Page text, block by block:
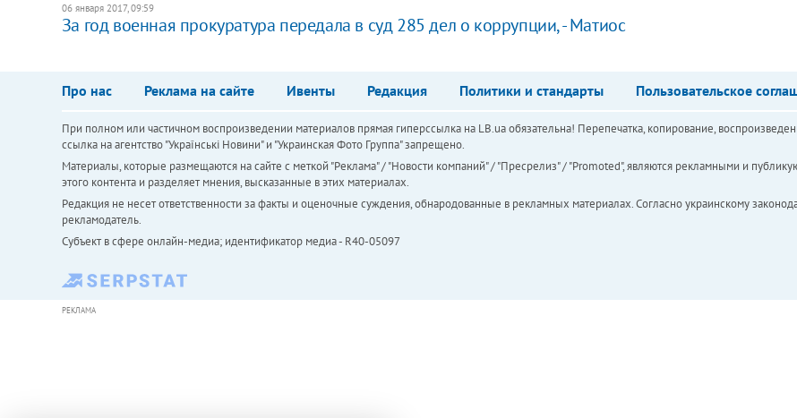
06 января 2017, 09:59
За год военная прокуратура передала в суд 285 дел о коррупции, - Матиос
Про нас Реклама на сайте Ивенты Редакция Политики и стандарты Пользовательское
При полном или частичном воспроизведении материалов прямая гиперссылка на LB.ua обязательна! Перепечатка, копирование,
ссылка на агентство "Українськi Новини" и "Украинская Фото Группа" запрещено.
Материалы, которые размещаются на сайте с меткой "Реклама" / "Новости компаний" / "Пресрелиз" / "Promoted", являются рекламными и
этого контента и разделяет мнения, высказанные в этих материалах.
Редакция не несет ответственности за факты и оценочные суждения, обнародованные в рекламных материалах. Согласно украинскому
рекламодатель.
Субъект в сфере онлайн-медиа; идентификатор медиа - R40-05097
РЕКЛАМА